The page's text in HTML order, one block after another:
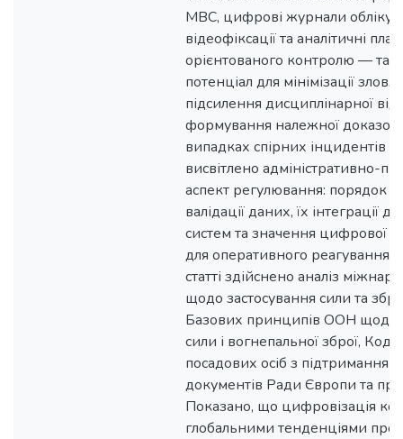
МВС, цифрові журнали обліку,
відеофіксації та аналітичні
орієнтованого контролю — та
потенціал для мінімізації
підсилення дисциплінарної
формування належної
випадках спірних інцидентів
висвітлено адміністративно-
аспект регулювання: порядок
валідації даних, їх інтеграції
систем та значення цифрової
для оперативного реагування
статті здійснено аналіз
щодо застосування сили та
Базових принципів ООН щодо
сили і вогнепальної зброї,
посадових осіб з підтримання
документів Ради Європи та
Показано, що цифровізація
глобальними тенденціями